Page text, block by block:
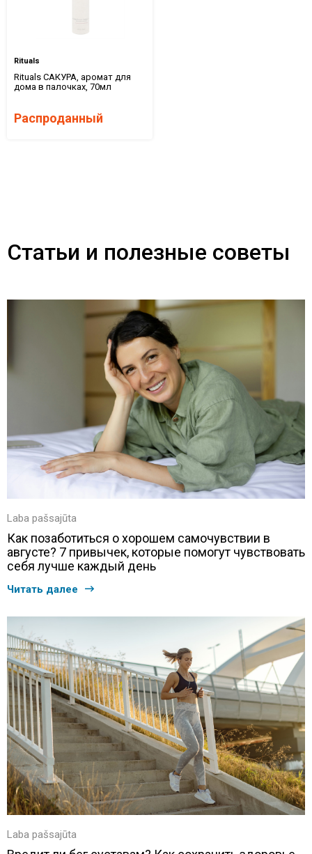
Rituals
Rituals САКУРА, аромат для
дома в палочках, 70мл
Распроданный
Статьи и полезные советы
Laba pašsajūta
Как позаботиться о хорошем самочувствии в
августе? 7 привычек, которые помогут чувствовать
себя лучше каждый день
Читать далее
Laba pašsajūta